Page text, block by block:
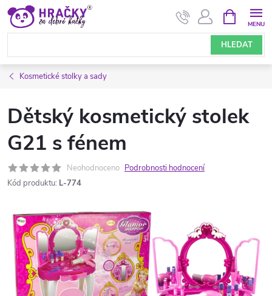
Přejít
obsah
HLEDAT
NÁKUPNÍ
KOŠÍK
Kosmetické stolky a sady
Dětský kosmetický stolek
G21 s fénem
Neohodnoceno Podrobnosti hodnocení
Kód produktu: L-774